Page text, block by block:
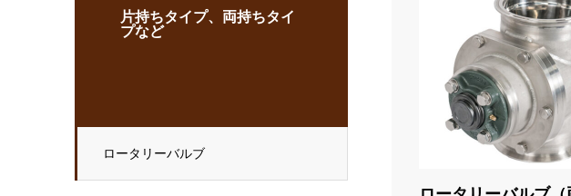
片持ちタイプ、両持ちタイ
プなど
ロータリーバルブ